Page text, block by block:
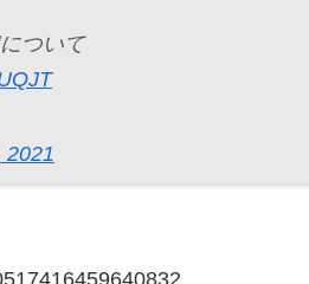
ついて
2021